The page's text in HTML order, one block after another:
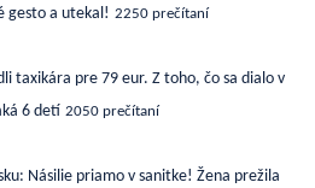
gesto a utekal! 2250 prečítaní
taxikára pre 79 eur. Z toho, čo sa dialo v
6 detí 2050 prečítaní
Násilie priamo v sanitke! Žena prežila